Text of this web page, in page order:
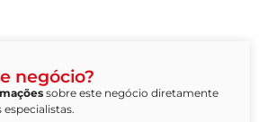
negócio?
sobre este negócio diretamente